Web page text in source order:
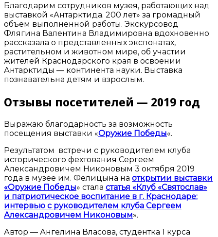
Благодарим сотрудников музея, работающих над
выставкой «Антарктида. 200 лет» за громадный
объем выполненной работы. Экскурсовод
Флягина Валентина Владимировна вдохновенно
рассказала о представленных экспонатах,
растительном и животном мире, об участии
жителей Краснодарского края в освоении
Антарктиды — континента науки. Выставка
познавательна детям и взрослым.
Отзывы посетителей — 2019 год
Выражаю благодарность за возможность
посещения выставки «Оружие Победы«.
Результатом встречи с руководителем клуба
исторического фехтования Сергеем
Александровичем Никоновым 3 октября 2019
года в музее им. Фелицына на открытии выставки
«Оружие Победы» стала статья «Клуб «Святослав»
и патриотическое воспитание в г. Краснодаре:
интервью с руководителем клуба Сергеем
Александровичем Никоновым».
Автор — Ангелина Власова, студентка 1 курса